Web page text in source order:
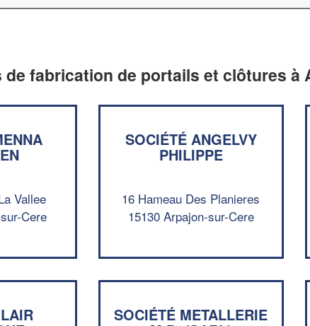
de fabrication de portails et clôtures à
Vallee
Cere
SOCIÉTÉ ANGELVY
PHILIPPE
16 Hameau Des Planieres
15130 Arpajon-sur-Cere
SOCIÉTÉ METALLERIE